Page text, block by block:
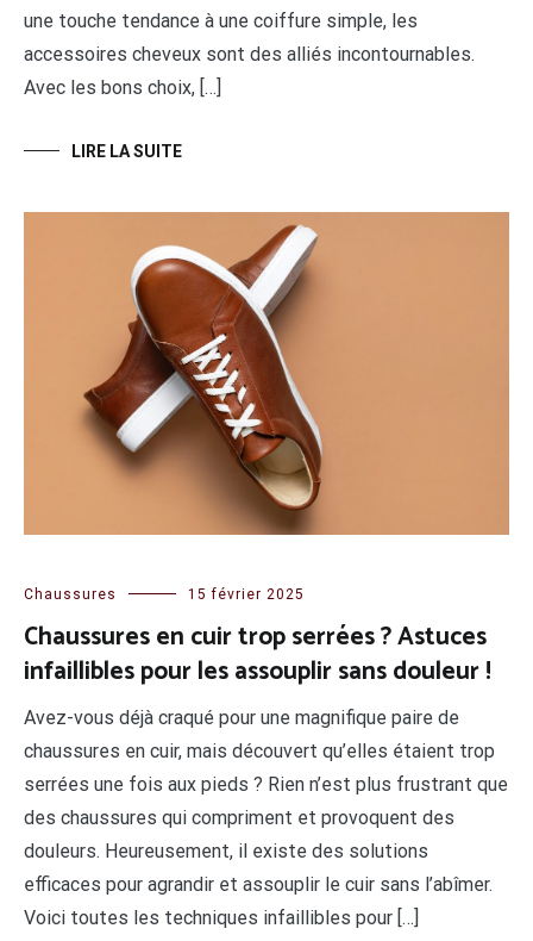
une touche tendance à une coiffure simple, les
accessoires cheveux sont des alliés incontournables.
Avec les bons choix, […]
LIRE LA SUITE
Chaussures 15 février 2025
Chaussures en cuir trop serrées ? Astuces
infaillibles pour les assouplir sans douleur !
Avez-vous déjà craqué pour une magnifique paire de
chaussures en cuir, mais découvert qu’elles étaient trop
serrées une fois aux pieds ? Rien n’est plus frustrant que
des chaussures qui compriment et provoquent des
douleurs. Heureusement, il existe des solutions
efficaces pour agrandir et assouplir le cuir sans l’abîmer.
Voici toutes les techniques infaillibles pour […]